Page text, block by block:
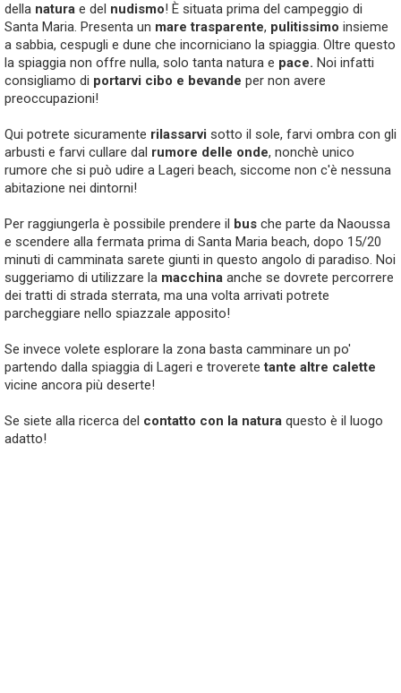
della natura e del nudismo! È situata prima del campeggio di
Santa Maria. Presenta un mare trasparente, pulitissimo insieme
a sabbia, cespugli e dune che incorniciano la spiaggia. Oltre questo
la spiaggia non offre nulla, solo tanta natura e pace. Noi infatti
consigliamo di portarvi cibo e bevande per non avere
preoccupazioni!
Qui potrete sicuramente rilassarvi sotto il sole, farvi ombra con gli
arbusti e farvi cullare dal rumore delle onde, nonchè unico
rumore che si può udire a Lageri beach, siccome non c'è nessuna
abitazione nei dintorni!
Per raggiungerla è possibile prendere il bus che parte da Naoussa
e scendere alla fermata prima di Santa Maria beach, dopo 15/20
minuti di camminata sarete giunti in questo angolo di paradiso. Noi
suggeriamo di utilizzare la macchina anche se dovrete percorrere
dei tratti di strada sterrata, ma una volta arrivati potrete
parcheggiare nello spiazzale apposito!
Se invece volete esplorare la zona basta camminare un po'
partendo dalla spiaggia di Lageri e troveretetante altre calette
vicine ancora più deserte!
Se siete alla ricerca del contatto con la natura questo è il luogo
adatto!